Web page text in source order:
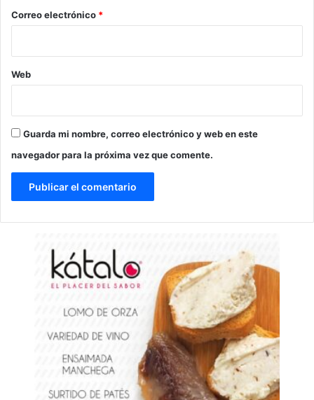
*
Correo electrónico *
Web
Guarda mi nombre, correo electrónico y web en este
navegador para la próxima vez que comente.